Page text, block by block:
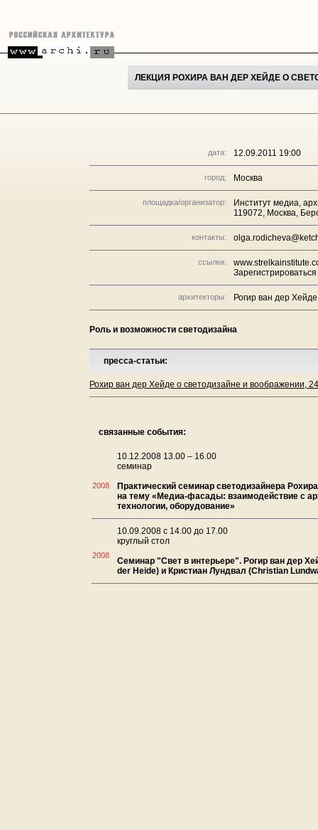
ЛЕКЦИЯ РОХИРА ВАН ДЕР ХЕЙДЕ О
дата: 12.09.2011 19:00
город: Москва
площадка/организатор:
Институт медиа,
119072, Москва,
контакты:
ссылки:
архитекторы: Рогир ван дер Хейде
Роль и возможности светодизайна
пресса-статьи:
Рохир ван дер Хейде о светодизайне и воображении,
связанные события:
2008
10.12.2008 13.00 – 16.00
семинар
Практический семинар светодизайнера
на тему «Медиа-фасады: взаимодействие с
технологии, оборудование»
2008
10.09.2008 с 14.00 до 17.00
круглый стол
Cеминар "Свет в интерьере". Рогир ван дер
der Heide) и Кристиан Лундвал (Christian